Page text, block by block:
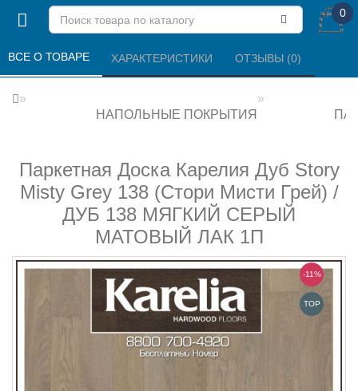
0
НАПОЛЬНЫЕ ПОКРЫТИЯ
Паркетная Доска Карелия Дуб Story
Misty Grey 138 (Стори Мисти Грей) /
ДУБ 138 МЯГКИЙ СЕРЫЙ
МАТОВЫЙ ЛАК 1П
ВСЕ О ТОВАРЕ ХАРАКТЕРИСТИКИ ОТЗЫВЫ (0)
-11%
TOP